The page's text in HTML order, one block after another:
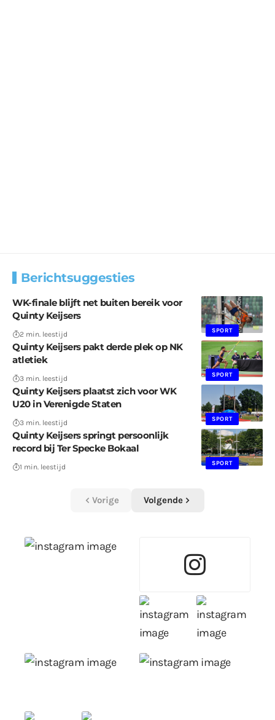
Berichtsuggesties
SPORT
WK-finale blijft net buiten bereik voor
Quinty Keijsers
2 min. leestijd
SPORT
Quinty Keijsers pakt derde plek op NK
atletiek
3 min. leestijd
SPORT
Quinty Keijsers plaatst zich voor WK
U20 in Verenigde Staten
3 min. leestijd
SPORT
Quinty Keijsers springt persoonlijk
record bij Ter Specke Bokaal
1 min. leestijd
Vorige Volgende